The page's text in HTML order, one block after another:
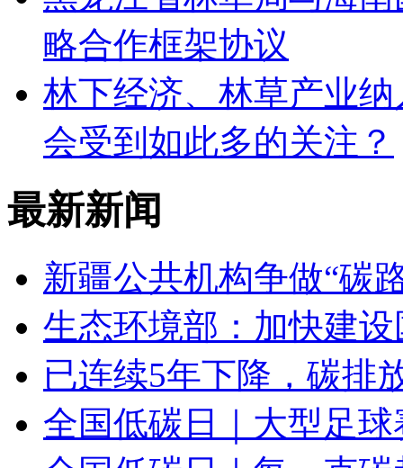
略合作框架协议
林下经济、林草产业
会受到如此多的关注？
最新新闻
新疆公共机构争做“碳
生态环境部：加快建
已连续5年下降，碳排
全国低碳日｜大型足